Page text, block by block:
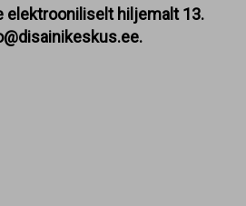
elektrooniliselt hiljemalt 13.
.